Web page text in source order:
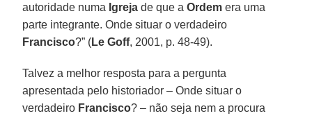
autoridade numa Igreja de que aOrdem era uma
parte integrante. Onde situar o verdadeiro
Francisco?” (Le Goff, 2001, p. 48-49).
Talvez a melhor resposta para a pergunta
apresentada pelo historiador – Onde situar o
verdadeiro Francisco? – não seja nem a procura